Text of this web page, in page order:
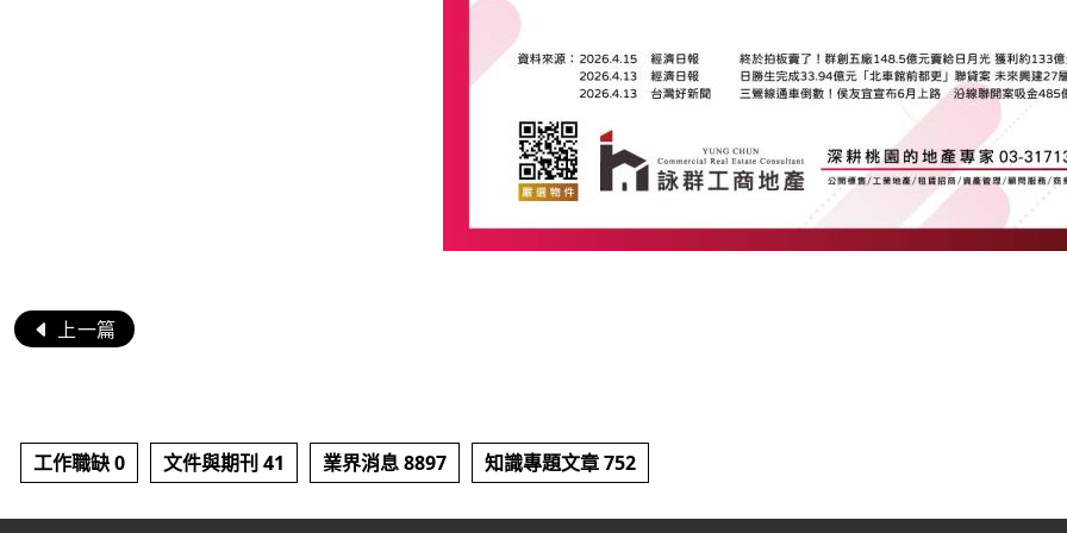
上一篇
工作職缺 0 文件與期刊 41 業界消息 8897 知識專題文章 752